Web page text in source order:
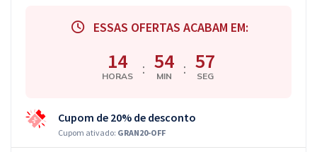
ESSAS OFERTAS ACABAM EM:
14
HORAS : 54
MIN : 56
SEG
Cupom de 20% de desconto
Cupom ativado: GRAN20-OFF